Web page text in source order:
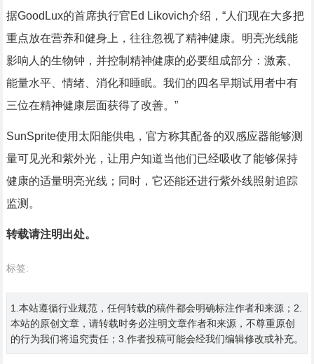
据GoodLux的首席执行官Ed Likovich介绍，“人们现在大多把
重点放在营养和健身上，往往忽视了精神健康。明亮光线能
影响人的生物钟，并控制精神健康的必要组成部分：激素、
能量水平、情绪、消化和睡眠。我们的四名早期试用者中有
三位在精神健康层面获得了改善。”
SunSprite使用太阳能供电，官方称其配备的双感应器能够测
量可见光和紫外光，让用户知道当他们已经吸收了能够保持
健康的适量明亮光线；同时，它还能还进行紫外线照射追踪
监测。
转载请注明出处。
标签:
1.本站遵循行业规范，任何转载的稿件都会明确标注作者和来源；2.
本站的原创文章，请转载时务必注明文章作者和来源，不尊重原创
的行为我们将追究责任；3.作者投稿可能会经我们编辑修改或补充。